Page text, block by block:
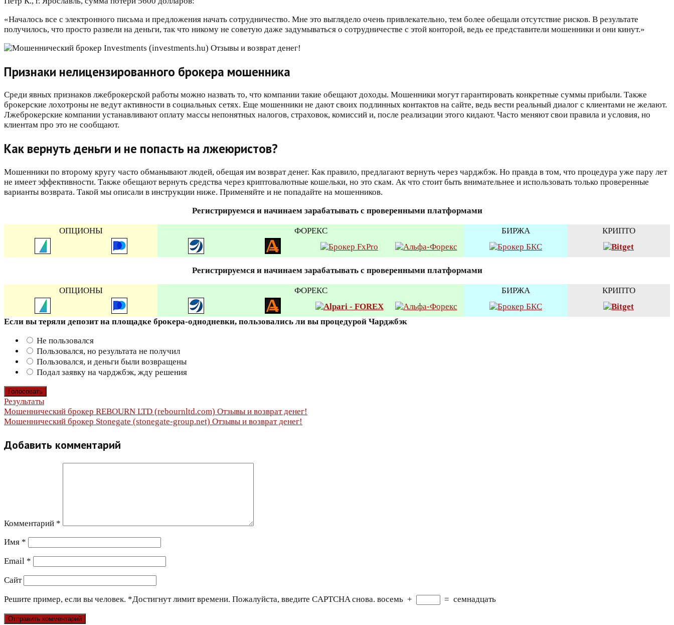
«Началось все с электронного письма и предложения начать сотрудничество. Мне это выглядело очень привлекательно, тем более обещали отсутствие рисков. В результате
получилось, что просто развели на деньги, так что никому не советую даже задумываться о сотрудничестве с этой конторой, ведь ее представители мошенники и они кинут.»
Признаки нелицензированного брокера мошенника
Среди явных признаков лжеброкерской работы можно назвать то, что компании такие обещают доходы. Мошенники могут гарантировать конкретные суммы прибыли. Также
брокерские лохотроны не ведут активности в социальных сетях. Еще мошенники не дают своих подлинных контактов на сайте, ведь вести реальный диалог с клиентами не желают.
Лжеброкерские компании устанавливают оплату массы непонятных налогов, страховок, комиссий и, после реализации этого кидают. Часто меняют свои правила и условия, но
клиентам про это не сообщают.
Как вернуть деньги и не попасть на лжеюристов?
Мошенники по второму кругу часто обманывают людей, обещая им возврат денег. Как правило, предлагают вернуть через чарджбэк. Но правда в том, что процедура уже пару лет
не имеет эффективности. Также обещают вернуть средства через криптовалютные кошельки, но это скам. Ак что стоит быть внимательнее и использовать только проверенные
варианты возврата. Такой мы описали в инструкции ниже. Применяйте и не попадайте на мошенников.
Регистрируемся и начинаем зарабатывать с проверенными платформами
ОПЦИОНЫ ФОРЕКС БИРЖА КРИПТО
Регистрируемся и начинаем зарабатывать с проверенными платформами
ОПЦИОНЫ ФОРЕКС БИРЖА КРИПТО
Если вы теряли депозит на площадке брокера-однодневки, пользовались ли вы процедурой Чарджбэк
Не пользовался
Пользовался, но результата не получил
Пользовался, и деньги были возвращены
Подал заявку на чарджбэк, жду решения
Результаты
Навигация
по
записям
Мошеннический брокер REBOURN LTD (rebournltd.com) Отзывы и возврат денег!
Мошеннический брокер Stonegate (stonegate-group.net) Отзывы и возврат денег!
Добавить комментарий
Комментарий *
Имя *
Email *
Сайт
Решите пример, если вы человек. *Достигнут лимит времени. Пожалуйста, введите CAPTCHA снова. восемь + = семнадцать